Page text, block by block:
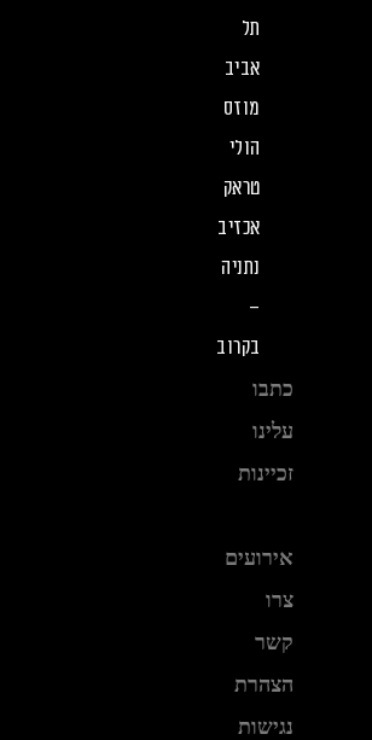
תל
אביב
מוזס
הולי
טראק
אכזיב
נתניה
–
בקרוב
כתבו
עלינו
זכיינות
אירועים
צרו
קשר
הצהרת
נגישות